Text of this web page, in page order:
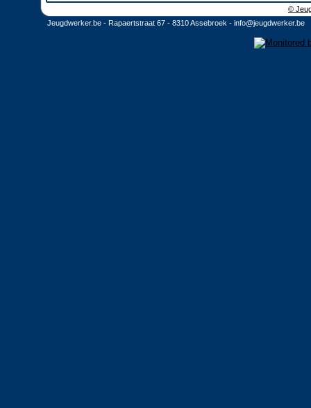
©
Jeugdwerker.be - Rapaertstraat 67 - 8310 Assebroek - info@jeugdwerker.be